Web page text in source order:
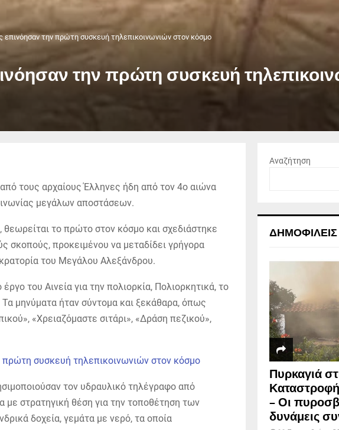
επινόησαν την πρώτη συσκευή τηλεπικοινωνιών στον κόσμο
την πρώτη συσκευή
τους αρχαίους Έλληνες ήδη από τον 4ο αιώνα
μεγάλων αποστάσεων.
το πρώτο στον κόσμο και σχεδιάστηκε
σκοπούς, προκειμένου να μεταδίδει γρήγορα
του Μεγάλου Αλεξάνδρου.
του Αινεία για την πολιορκία, Πολιορκητικά, το
μηνύματα ήταν σύντομα και ξεκάθαρα, όπως
«Χρειαζόμαστε σιτάρι», «Δράση πεζικού»,
τον υδραυλικό τηλέγραφο από
στρατηγική θέση για την τοποθέτηση των
δοχεία, γεμάτα με νερό, τα οποία
Αναζήτηση
Πυρκαγιά
– Οι
δυνάμεις